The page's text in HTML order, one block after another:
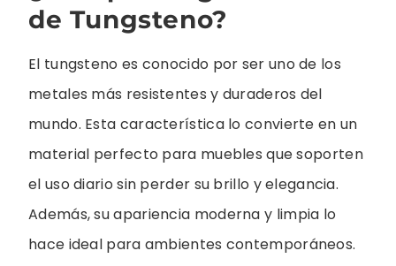
de Tungsteno?
El tungsteno es conocido por ser uno de los
metales más resistentes y duraderos del
mundo. Esta característica lo convierte en un
material perfecto para muebles que soporten
el uso diario sin perder su brillo y elegancia.
Además, su apariencia moderna y limpia lo
hace ideal para ambientes contemporáneos.